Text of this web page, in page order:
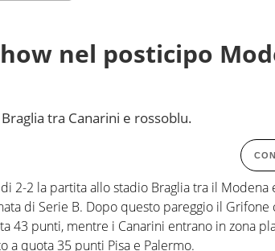
nel posticipo
tra Canarini e rossoblu.
2-2 la partita allo stadio Braglia tra il Modena
di Serie B. Dopo questo pareggio il Grifone
43 punti, mentre i Canarini entrano in zona
a quota 35 punti Pisa e Palermo.